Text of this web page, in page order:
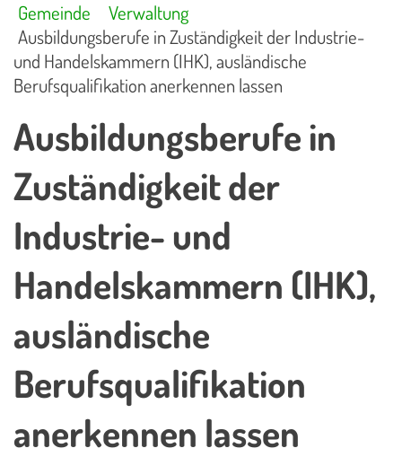
Gemeinde
Verwaltung
Ausbildungsberufe in Zuständigkeit der Industrie-
und Handelskammern (IHK), ausländische
Berufsqualifikation anerkennen lassen
Ausbildungsberufe in
Zuständigkeit der
Industrie- und
Handelskammern (IHK),
ausländische
Berufsqualifikation
anerkennen lassen